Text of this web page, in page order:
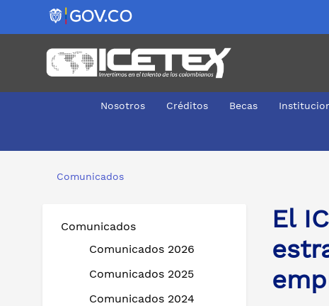
Nosotros Créditos Becas
Comunicados
Comunicados
Comunicados 2026
Comunicados 2025
Comunicados 2024
El